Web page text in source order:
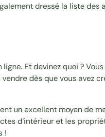
dressé la liste
Et devinez quoi ?
dès que vous avez
un excellent moyen de
d’intérieur et les
!